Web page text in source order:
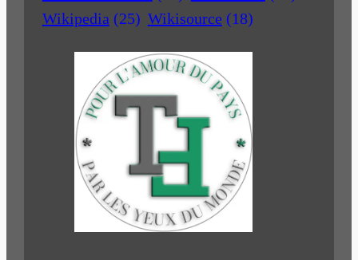
Wikipedia (25) Wikisource (18)